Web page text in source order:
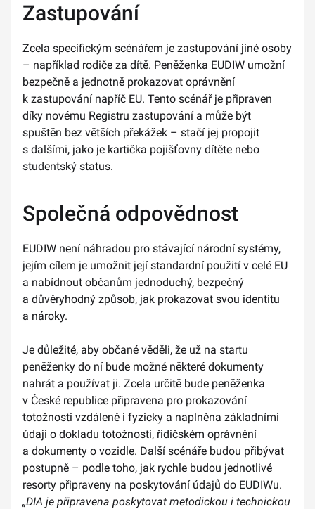
Zastupování
Zcela specifickým scénářem je zastupování jiné osoby
– například rodiče za dítě. Peněženka EUDIW umožní
bezpečně a jednotně prokazovat oprávnění
k zastupování napříč EU. Tento scénář je připraven
díky novému Registru zastupování a může být
spuštěn bez větších překážek – stačí jej propojit
s dalšími, jako je kartička pojišťovny dítěte nebo
studentský status.
Společná odpovědnost
EUDIW není náhradou pro stávající národní systémy,
jejím cílem je umožnit její standardní použití v celé EU
a nabídnout občanům jednoduchý, bezpečný
a důvěryhodný způsob, jak prokazovat svou identitu
a nároky.
Je důležité, aby občané věděli, že už na startu
peněženky do ní bude možné některé dokumenty
nahrát a používat ji. Zcela určitě bude peněženka
v České republice připravena pro prokazování
totožnosti vzdáleně i fyzicky a naplněna základními
údaji o dokladu totožnosti, řidičském oprávnění
a dokumenty o vozidle. Další scénáře budou přibývat
postupně – podle toho, jak rychle budou jednotlivé
resorty připraveny na poskytování údajů do EUDIWu.
„DIA je připravena poskytovat metodickou i technickou